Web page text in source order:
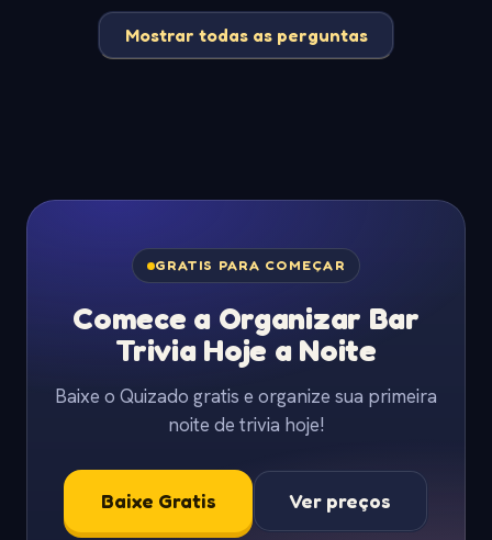
Mostrar todas as perguntas
GRATIS PARA COMEÇAR
Comece a Organizar Bar
Trivia Hoje a Noite
Baixe o Quizado gratis e organize sua primeira
noite de trivia hoje!
Baixe Gratis Ver preços